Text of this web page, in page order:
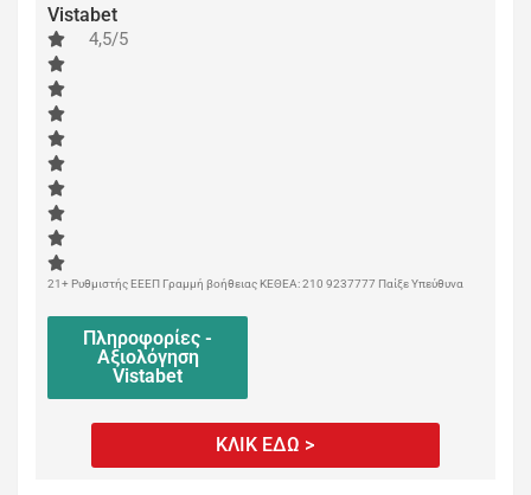
Vistabet
4,5/5
21+ Ρυθμιστής ΕΕΕΠ Γραμμή βοήθειας ΚΕΘΕΑ: 210 9237777 Παίξε Υπεύθυνα
Πληροφορίες -
Αξιολόγηση
Vistabet
ΚΛΙΚ ΕΔΩ >